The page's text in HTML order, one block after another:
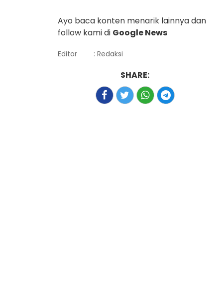
Ayo baca konten menarik lainnya dan
follow kami di Google News
Editor : Redaksi
SHARE: